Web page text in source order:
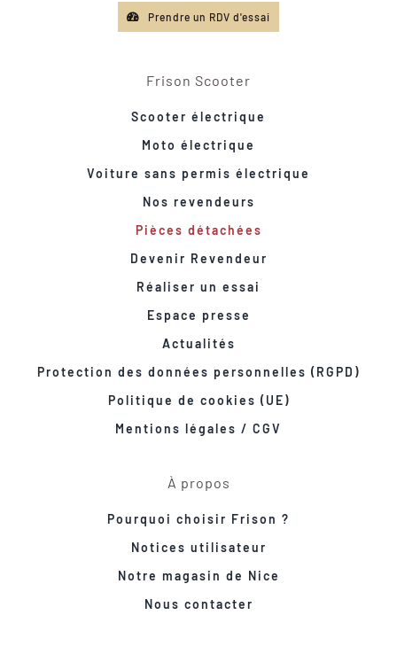
Prendre un RDV d'essai
Frison Scooter
Scooter électrique
Moto électrique
Voiture sans permis électrique
Nos revendeurs
Pièces détachées
Devenir Revendeur
Réaliser un essai
Espace presse
Actualités
Protection des données personnelles (RGPD)
Politique de cookies (UE)
Mentions légales / CGV
À propos
Pourquoi choisir Frison ?
Notices utilisateur
Notre magasin de Nice
Nous contacter